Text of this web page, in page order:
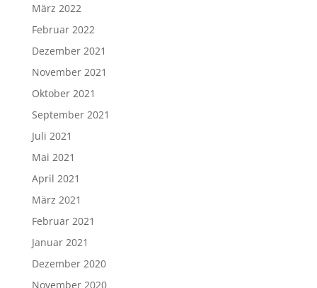
März 2022
Februar 2022
Dezember 2021
November 2021
Oktober 2021
September 2021
Juli 2021
Mai 2021
April 2021
März 2021
Februar 2021
Januar 2021
Dezember 2020
November 2020